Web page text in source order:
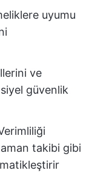
uyumu
ve
güvenlik
takibi gibi